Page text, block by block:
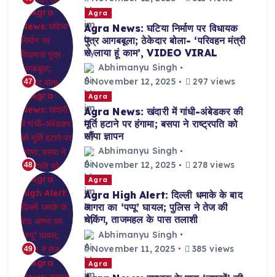
47
Agra
Agra News: घटिया निर्माण पर विधायक
पुत्र आगबबूला; ठेकेदार बोला- ‘परिवहन मंत्री
से लाया हूं काम’, VIDEO VIRAL
Abhimanyu Singh
November 12, 2025
297 views
48
Agra
Agra News: खंदारी में गांधी-अंबेडकर की
मूर्ति हटाने पर हंगामा; बसपा ने राष्ट्रपति को
सौंपा ज्ञापन
Abhimanyu Singh
November 12, 2025
278 views
49
Agra
Agra High Alert: दिल्ली धमाके के बाद
आगरा का ‘पप्पू’ घायल; पुलिस ने तेज की
चेकिंग, ताजमहल के पास तलाशी
Abhimanyu Singh
November 11, 2025
385 views
Agra